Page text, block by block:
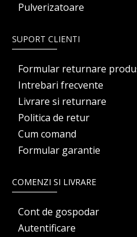
Pulverizatoare
SUPORT CLIENTI
Formular returnare
Intrebari frecvente
Livrare si returnare
Politica de retur
Cum comand
Formular garantie
COMENZI SI LIVRARE
Cont de gospodar
Autentificare